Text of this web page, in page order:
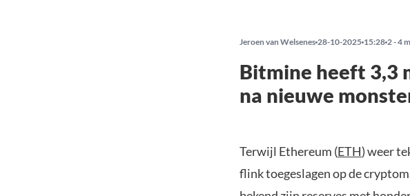
Jeroen van Welsenes 28-10-2025 15:28 2 - 4
Bitmine heeft 3,3
na nieuwe
Terwijl Ethereum (ETH) weer
flink toegeslagen op de